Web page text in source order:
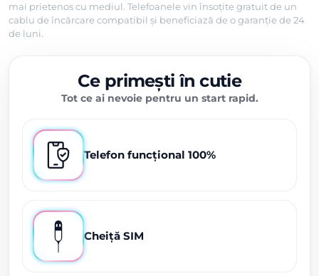
mai prietenos cu mediul. Telefoanele vin însoțite gratuit de un
cablu de încărcare compatibil și beneficiază de o garanție de 24
de luni.
Ce primești în cutie
Tot ce ai nevoie pentru un start rapid.
Telefon funcțional 100%
Cheiță SIM